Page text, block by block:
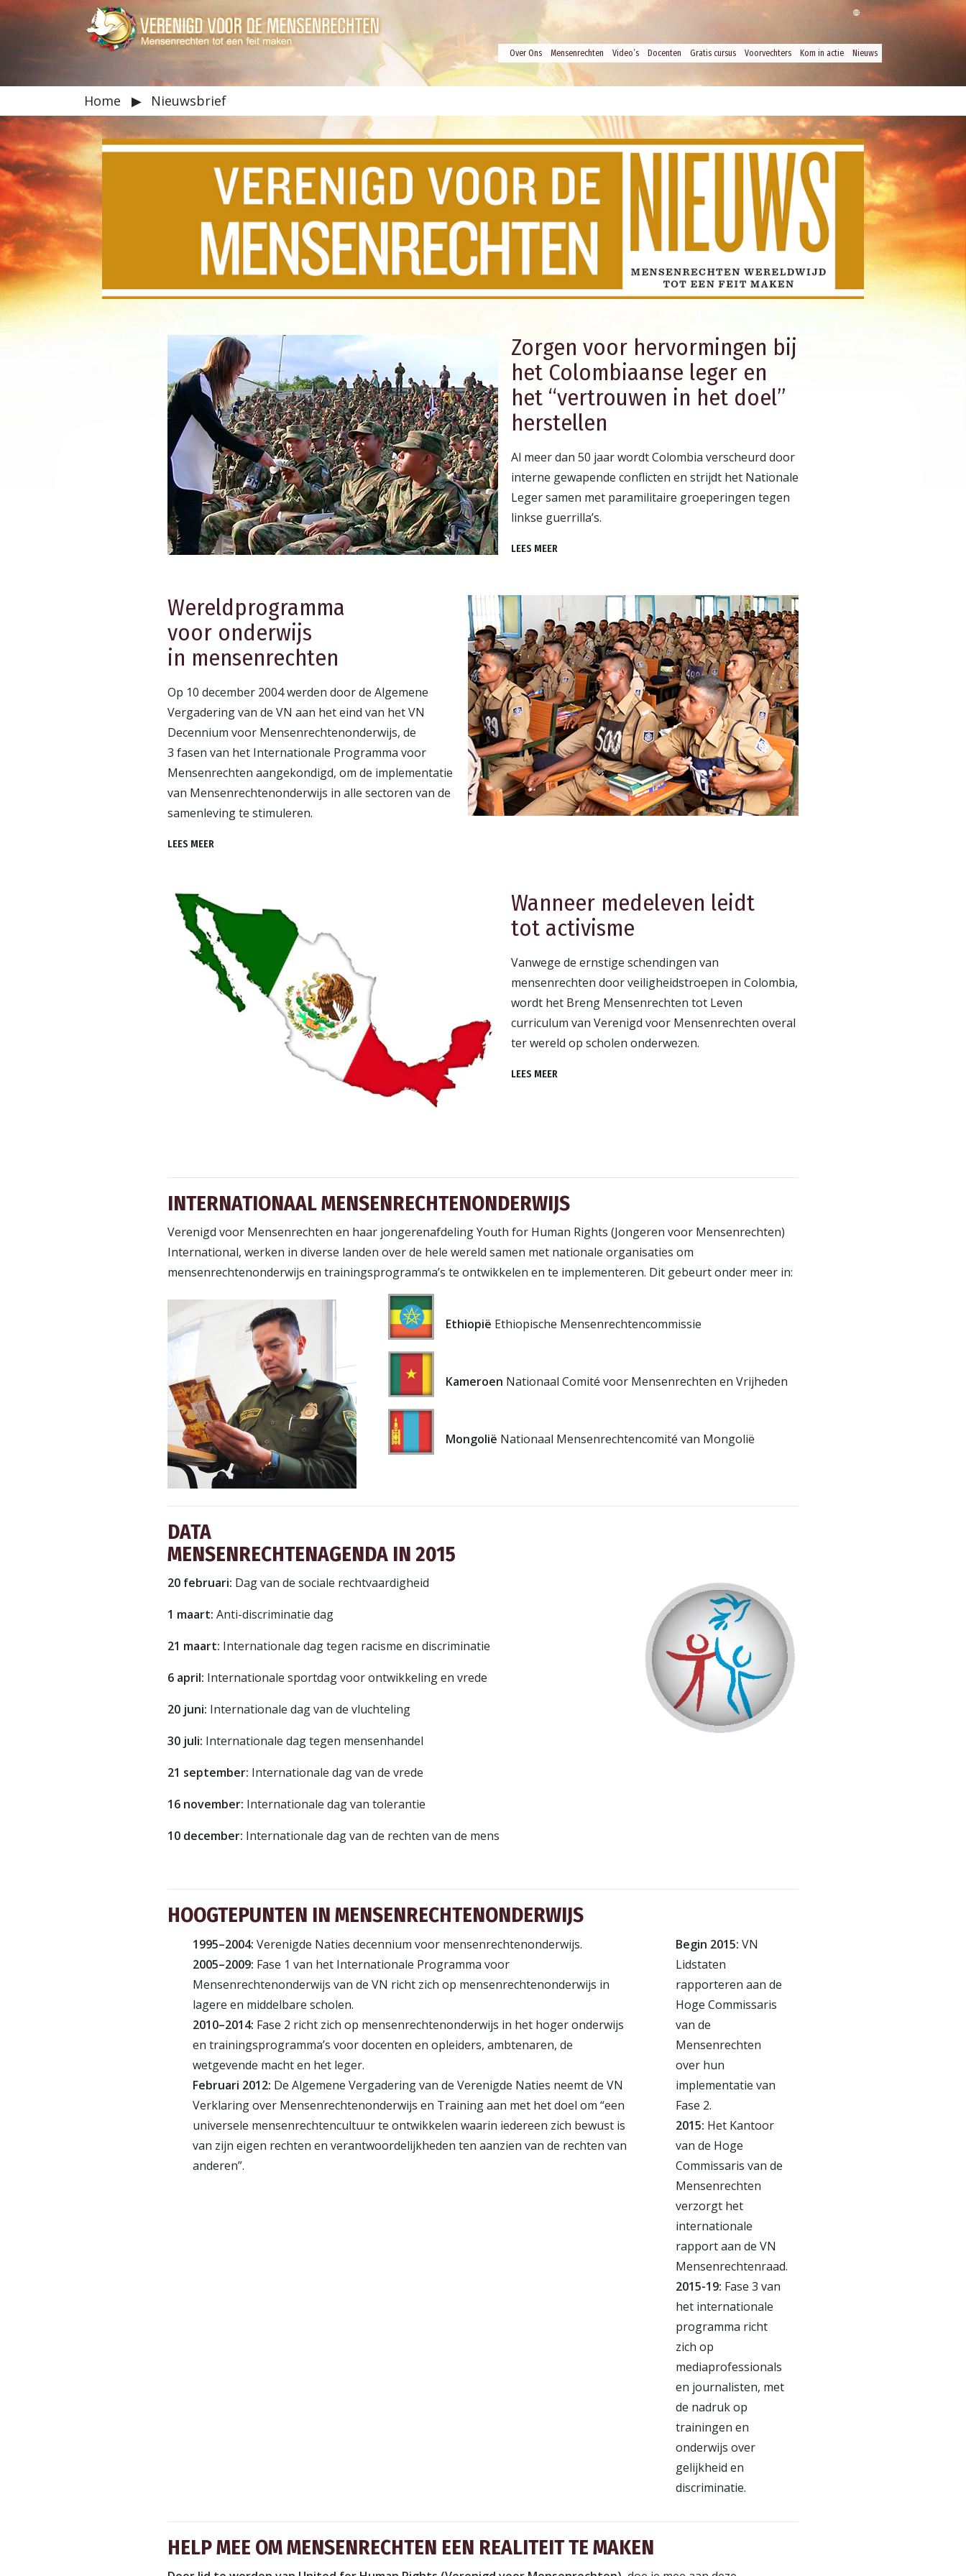
Over Ons Mensenrechten Video’s Docenten Gratis cursus Voorvechters Kom in actie Nieuws
Home ▶ Nieuwsbrief
Zorgen voor hervormingen bij
het Colom­bi­aanse leger en
het “vertrouwen in het doel”
herstellen
Al meer dan 50 jaar wordt Colombia verscheurd door
interne gewapende conflicten en strijdt het Nationale
Leger samen met paramilitaire groeperingen tegen
linkse guerrilla’s.
LEES MEER
Wereldprogramma
voor onderwijs
in mensenrechten
Op 10 december 2004 werden door de Algemene
Vergadering van de VN aan het eind van het VN
Decennium voor Mensenrechtenonderwijs, de
3 fasen van het Internationale Programma voor
Mensenrechten aangekondigd, om de implementatie
van Mensenrechten­onderwijs in alle sectoren van de
samenleving te stimuleren.
LEES MEER
Wanneer medeleven leidt
tot activisme
Vanwege de ernstige schendingen van
mensenrechten door veiligheidstroepen in Colombia,
wordt het Breng Mensenrechten tot Leven
curriculum van Verenigd voor Mensenrechten overal
ter wereld op scholen onderwezen.
LEES MEER
INTERNATIONAAL MENSENRECHTEN­ONDERWIJS
Verenigd voor Mensenrechten en haar jongerenafdeling Youth for Human Rights (Jongeren voor Mensenrechten)
International, werken in diverse landen over de hele wereld samen met nationale organisaties om
mensenrechtenonderwijs en trainingsprogramma’s te ontwikkelen en te implementeren. Dit gebeurt onder meer in:
Ethiopië Ethiopische Mensenrechten­commissie
Kameroen Nationaal Comité voor Mensen­rechten en Vrijheden
Mongolië Nationaal Mensenrechten­comité van Mongolië
DATA
MENSENRECHTENAGENDA IN 2015
20 februari: Dag van de sociale rechtvaardigheid
1 maart: Anti-discriminatie dag
21 maart: Internationale dag tegen racisme en discriminatie
6 april: Internationale sportdag voor ontwikkeling en vrede
20 juni: Internationale dag van de vluchteling
30 juli: Internationale dag tegen mensenhandel
21 september: Internationale dag van de vrede
16 november: Internationale dag van tolerantie
10 december: Internationale dag van de rechten van de mens
HOOGTEPUNTEN IN MENSENRECHTEN­ONDERWIJS
1995–2004: Verenigde Naties decennium voor mensenrechtenonderwijs.
2005–2009: Fase 1 van het Internationale Programma voor
Mensenrechtenonderwijs van de VN richt zich op mensenrechtenonderwijs in
lagere en middelbare scholen.
2010–2014: Fase 2 richt zich op mensenrechtenonderwijs in het hoger onderwijs
en trainings­programma’s voor docenten en opleiders, ambtenaren, de
wetgevende macht en het leger.
Februari 2012: De Algemene Vergadering van de Verenigde Naties neemt de VN
Verklaring over Mensenrechtenonderwijs en Training aan met het doel om “een
universele mensenrechtencultuur te ontwikkelen waarin iedereen zich bewust is
van zijn eigen rechten en verantwoordelijk­heden ten aanzien van de rechten van
anderen”.
Begin 2015: VN
Lidstaten
rapporteren aan de
Hoge Commissaris
van de
Mensenrechten
over hun
implementatie van
Fase 2.
2015: Het Kantoor
van de Hoge
Commissaris van de
Mensenrechten
verzorgt het
internationale
rapport aan de VN
Mensenrechtenraad.
2015-19: Fase 3 van
het internationale
programma richt
zich op
mediaprofessionals
en journalisten, met
de nadruk op
trainingen en
onderwijs over
gelijkheid en
discriminatie.
HELP MEE OM MENSENRECHTEN EEN REALITEIT TE MAKEN